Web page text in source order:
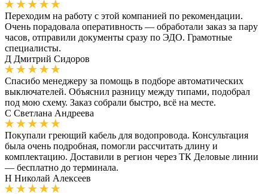
Переходим на работу с этой компанией по рекомендации.
Очень порадовала оперативность — обработали заказ за пару
часов, отправили документы сразу по ЭДО. Грамотные
специалисты.
Д Дмитрий Сидоров
Спасибо менеджеру за помощь в подборе автоматических
выключателей. Объяснил разницу между типами, подобрал
под мою схему. Заказ собрали быстро, всё на месте.
С Светлана Андреева
Покупали греющий кабель для водопровода. Консультация
была очень подробная, помогли рассчитать длину и
комплектацию. Доставили в регион через ТК Деловые линии
— бесплатно до терминала.
Н Николай Алексеев